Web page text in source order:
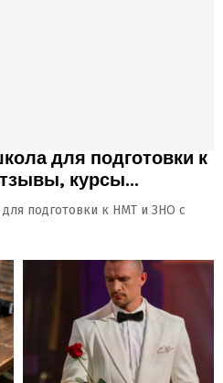
для подготовки к
курсы...
подготовки к НМТ и ЗНО с